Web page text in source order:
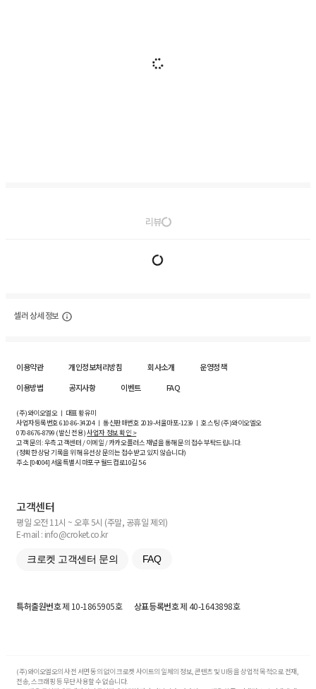
리뷰
셀러 상세 정보
이용약관 개인정보처리방침 회사소개
운영정책
이용방법
공지사항 이벤트 FAQ
(주)와이오엘오 ㅣ 대표 황유미
사업자등록번호610-86-34204ㅣ 통신판매번호 2019-서울마포-1239 ㅣ 호스팅 (주)와이오엘오
070-8676-8799 (발신 전용)사업자 정보 확인 >
고객 문의: 우측 고객센터 / 이메일 / 카카오플러스 채널을 통해 문의 접수 부탁드립니다.
(정확한 상담 기록을 위해 유선상 문의는 접수받고 있지 않습니다)
주소 [04004] 서울특별시 마포구 월드컵로10길5-6
고객센터
평일 오전 11시 ~ 오후 5시 (주말, 공휴일 제외)
E-mail : info@croket.co.kr
크로켓 고객센터 문의 FAQ
특허출원번호제 10-1865905호 상표등록번호제 40-1643898호
(주)와이오엘오의 사전 서면 동의 없이 크로켓 사이트의 일체의 정보, 콘텐츠 및 UI등을 상업적 목적으로 전재,
전송, 스크래핑 등 무단 사용할 수 없습니다.